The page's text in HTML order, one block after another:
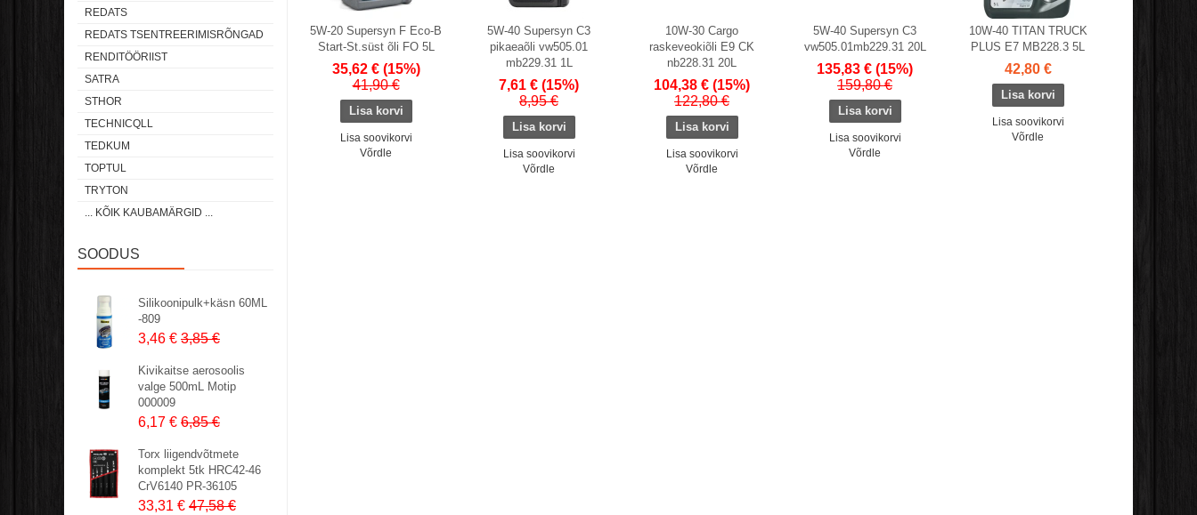
REDATS
REDATS TSENTREERIMISRÕNGAD
RENDITÖÖRIIST
SATRA
STHOR
TECHNICQLL
TEDKUM
TOPTUL
TRYTON
... KÕIK KAUBAMÄRGID ...
SOODUS
Silikoonipulk+käsn 60ML
-809
3,46 € 3,85 €
Kivikaitse aerosoolis
valge 500mL Motip
000009
6,17 € 6,85 €
Torx liigendvõtmete
komplekt 5tk HRC42-46
CrV6140 PR-36105
33,31 € 47,58 €
5W-20 Supersyn F Eco-B
Start-St.süst õli FO 5L
35,62 € (15%)
41,90 €
Lisa soovikorvi
Võrdle
5W-40 Supersyn C3
pikaeaõli vw505.01
mb229.31 1L
7,61 € (15%)
8,95 €
Lisa soovikorvi
Võrdle
10W-30 Cargo
raskeveokiõli E9 CK
nb228.31 20L
104,38 € (15%)
122,80 €
Lisa soovikorvi
Võrdle
5W-40 Supersyn C3
vw505.01mb229.31 20L
135,83 € (15%)
159,80 €
Lisa soovikorvi
Võrdle
10W-40 TITAN TRUCK
PLUS E7 MB228.3 5L
42,80 €
Lisa soovikorvi
Võrdle